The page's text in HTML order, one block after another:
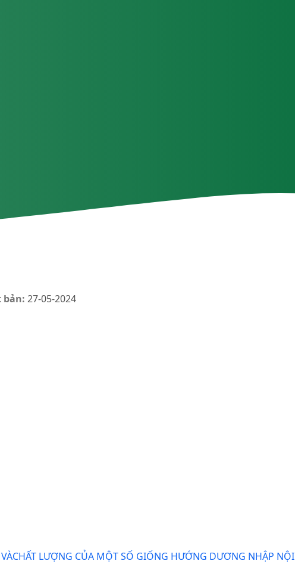
bản:27-05-2024
LƯỢNG CỦA MỘT SỐ GIỐNG HƯỚNG DƯƠNG NHẬP NỘI